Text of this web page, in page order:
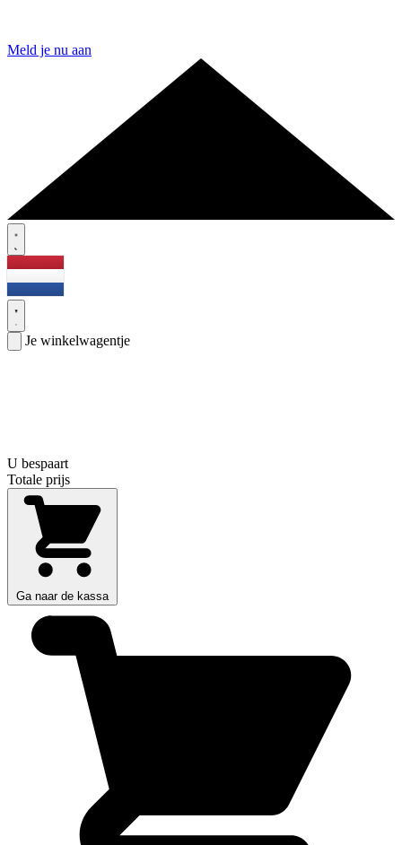
Meld je nu aan
Je winkelwagentje
U bespaart
Totale prijs
Ga naar de kassa